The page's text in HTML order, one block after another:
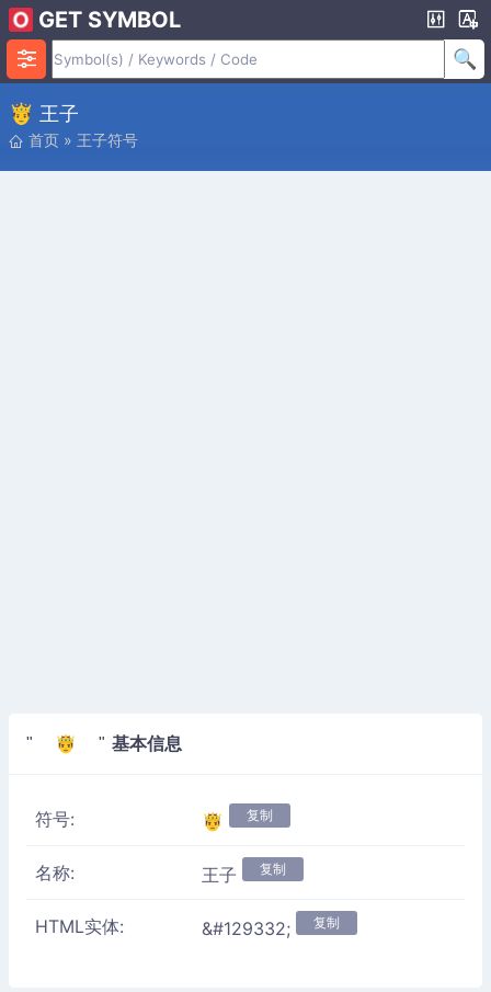
GET SYMBOL
🤴 王子
首页 » 王子符号
" 🤴 " 基本信息
符号: 🤴 复制
名称: 王子 复制
HTML实体: &#129332; 复制